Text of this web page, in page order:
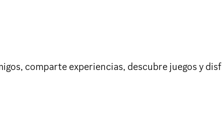
comparte experiencias, descubre juegos y